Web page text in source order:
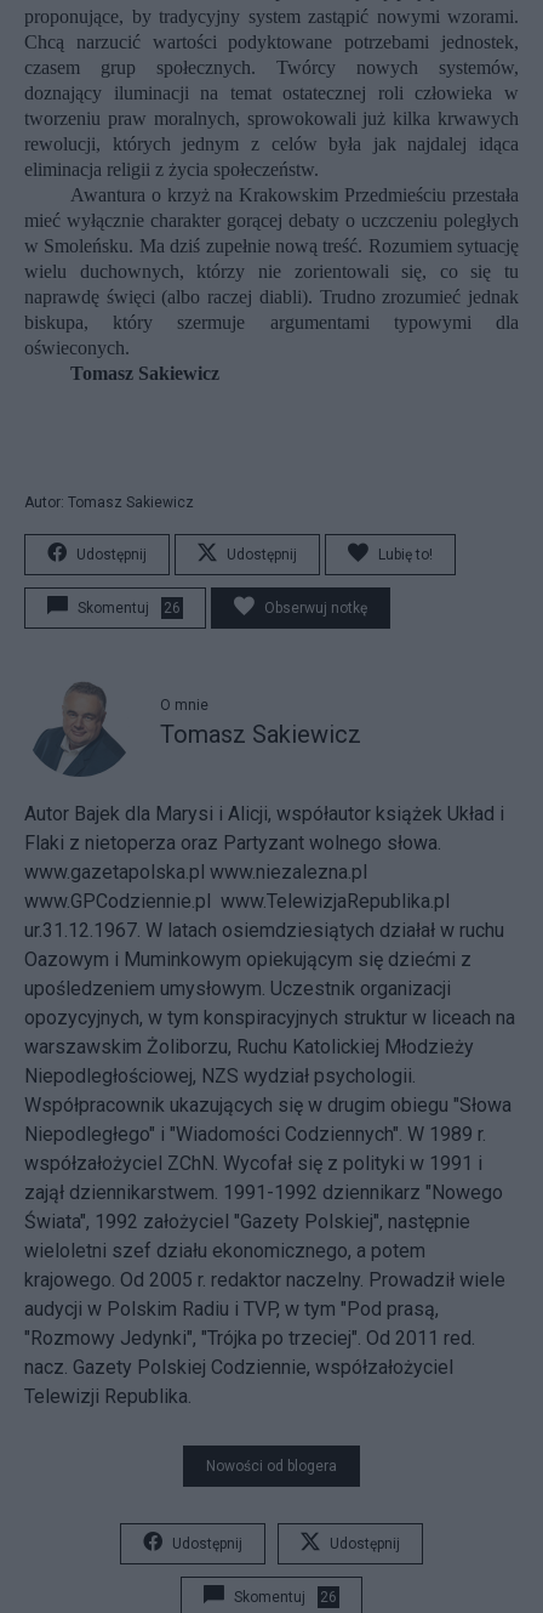
proponujące, by tradycyjny system zastąpić nowymi wzorami.
Chcą narzucić wartości podyktowane potrzebami jednostek,
czasem grup społecznych. Twórcy nowych systemów,
doznający iluminacji na temat ostatecznej roli człowieka w
tworzeniu praw moralnych, sprowokowali już kilka krwawych
rewolucji, których jednym z celów była jak najdalej idąca
eliminacja religii z życia społeczeństw.
Awantura o krzyż na Krakowskim Przedmieściu przestała
mieć wyłącznie charakter gorącej debaty o uczczeniu poległych
w Smoleńsku. Ma dziś zupełnie nową treść. Rozumiem sytuację
wielu duchownych, którzy nie zorientowali się, co się tu
naprawdę święci (albo raczej diabli). Trudno zrozumieć jednak
biskupa, który szermuje argumentami typowymi dla
oświeconych.
Tomasz Sakiewicz
Autor: Tomasz Sakiewicz
Udostępnij Udostępnij Lubię to!
Skomentuj 26 Obserwuj notkę
O mnie
Tomasz Sakiewicz
Autor Bajek dla Marysi i Alicji, współautor książek Układ i
Flaki z nietoperza oraz Partyzant wolnego słowa.
www.gazetapolska.pl www.niezalezna.pl
www.GPCodziennie.pl www.TelewizjaRepublika.pl
ur.31.12.1967. W latach osiemdziesiątych działał w ruchu
Oazowym i Muminkowym opiekującym się dziećmi z
upośledzeniem umysłowym. Uczestnik organizacji
opozycyjnych, w tym konspiracyjnych struktur w liceach na
warszawskim Żoliborzu, Ruchu Katolickiej Młodzieży
Niepodległościowej, NZS wydział psychologii.
Współpracownik ukazujących się w drugim obiegu "Słowa
Niepodległego" i "Wiadomości Codziennych". W 1989 r.
współzałożyciel ZChN. Wycofał się z polityki w 1991 i
zajął dziennikarstwem. 1991-1992 dziennikarz "Nowego
Świata", 1992 założyciel "Gazety Polskiej", następnie
wieloletni szef działu ekonomicznego, a potem
krajowego. Od 2005 r. redaktor naczelny. Prowadził wiele
audycji w Polskim Radiu i TVP, w tym "Pod prasą,
"Rozmowy Jedynki", "Trójka po trzeciej". Od 2011 red.
nacz. Gazety Polskiej Codziennie, współzałożyciel
Telewizji Republika.
Nowości od blogera
Udostępnij Udostępnij
Skomentuj 26